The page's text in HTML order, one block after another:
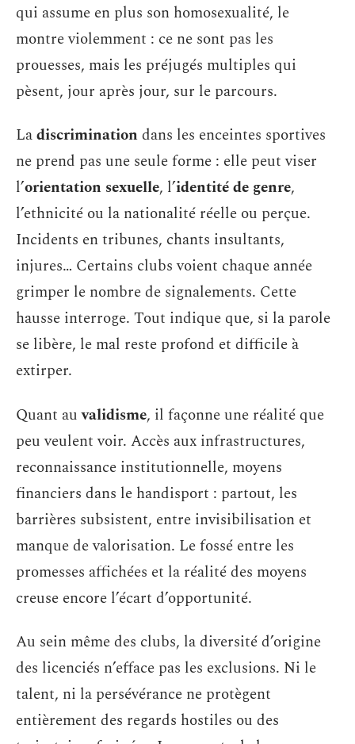
qui assume en plus son homosexualité, le
montre violemment : ce ne sont pas les
prouesses, mais les préjugés multiples qui
pèsent, jour après jour, sur le parcours.
Ladiscriminationdans les enceintes sportives
ne prend pas une seule forme : elle peut viser
l’orientation sexuelle, l’identité de genre,
l’ethnicité ou la nationalité réelle ou perçue.
Incidents en tribunes, chants insultants,
injures… Certains clubs voient chaque année
grimper le nombre de signalements. Cette
hausse interroge. Tout indique que, si la parole
se libère, le mal reste profond et difficile à
extirper.
Quant auvalidisme, il façonne une réalité que
peu veulent voir. Accès aux infrastructures,
reconnaissance institutionnelle, moyens
financiers dans le handisport : partout, les
barrières subsistent, entre invisibilisation et
manque de valorisation. Le fossé entre les
promesses affichées et la réalité des moyens
creuse encore l’écart d’opportunité.
Au sein même des clubs, la diversité d’origine
des licenciés n’efface pas les exclusions. Ni le
talent, ni la persévérance ne protègent
entièrement des regards hostiles ou des